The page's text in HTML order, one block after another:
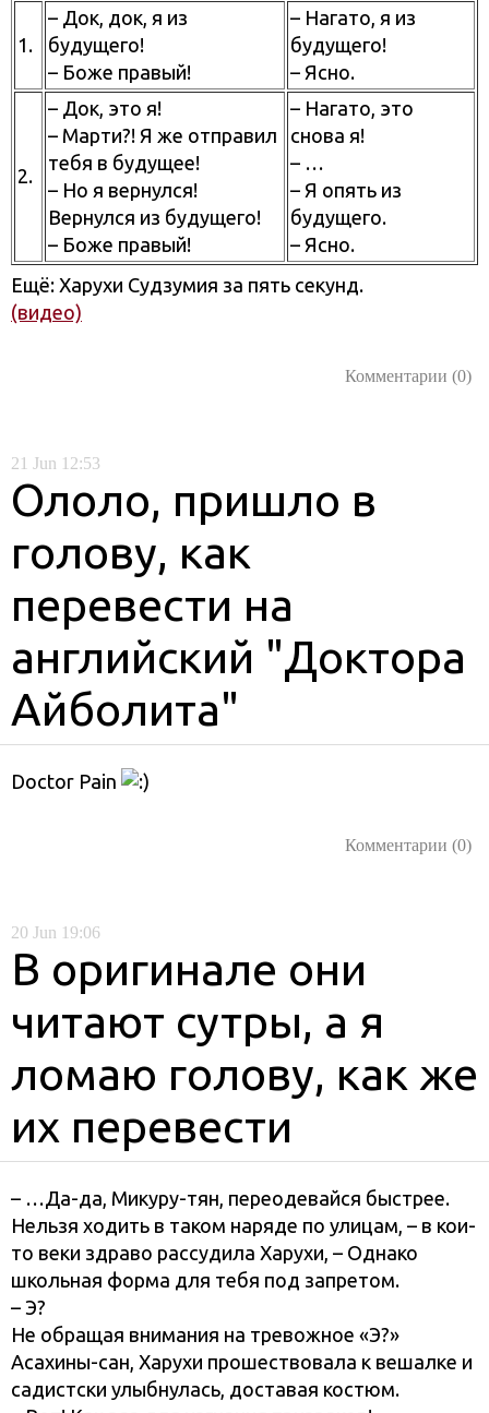
1.
– Док, док, я из
будущего!
– Боже правый!
– Нагато, я из
будущего!
– Ясно.
2.
– Док, это я!
– Марти?! Я же отправил
тебя в будущее!
– Но я вернулся!
Вернулся из будущего!
– Боже правый!
– Нагато, это
снова я!
– …
– Я опять из
будущего.
– Ясно.
Ещё: Харухи Судзумия за пять секунд.
(видео)
Комментарии (0)
21 Jun 12:53
Ололо, пришло в
голову, как
перевести на
английский "Доктора
Айболита"
Doctor Pain
Комментарии (0)
20 Jun 19:06
В оригинале они
читают сутры, а я
ломаю голову, как же
их перевести
– …Да-да, Микуру-тян, переодевайся быстрее.
Нельзя ходить в таком наряде по улицам, – в кои-
то веки здраво рассудила Харухи, – Однако
школьная форма для тебя под запретом.
– Э?
Не обращая внимания на тревожное «Э?»
Асахины-сан, Харухи прошествовала к вешалке и
садистски улыбнулась, доставая костюм.